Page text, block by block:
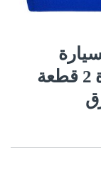
بشريط وشعار عاكس للأضاءة 2 قطعة